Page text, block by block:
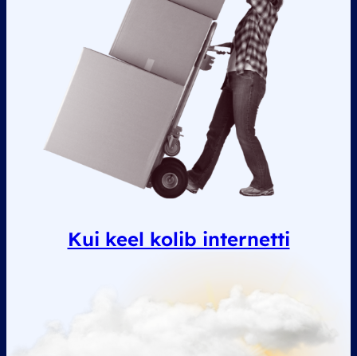
Kui keel kolib internetti